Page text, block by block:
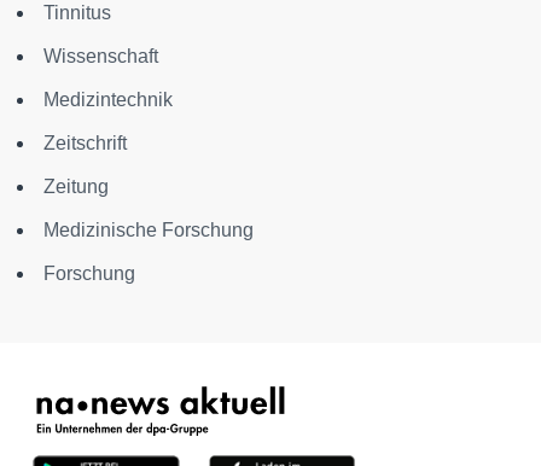
Tinnitus
Wissenschaft
Medizintechnik
Zeitschrift
Zeitung
Medizinische Forschung
Forschung